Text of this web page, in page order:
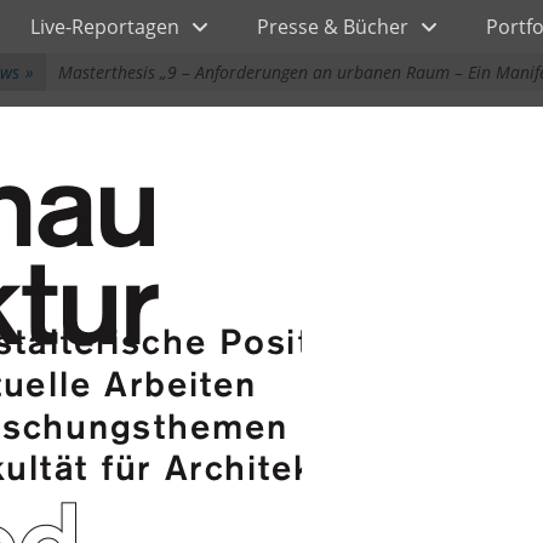
Live-Reportagen Presse & Bücher
» Masterthesis „9 – Anforderungen an urbanen Raum – Ein